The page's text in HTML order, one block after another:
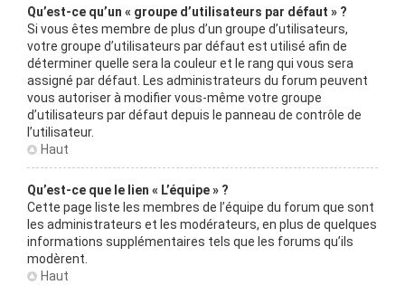
Qu’est-ce qu’un « groupe d’utilisateurs par défaut » ?
Si vous êtes membre de plus d’un groupe d’utilisateurs,
votre groupe d’utilisateurs par défaut est utilisé afin de
déterminer quelle sera la couleur et le rang qui vous sera
assigné par défaut. Les administrateurs du forum peuvent
vous autoriser à modifier vous-même votre groupe
d’utilisateurs par défaut depuis le panneau de contrôle de
l’utilisateur.
Haut
Qu’est-ce que le lien « L’équipe » ?
Cette page liste les membres de l’équipe du forum que sont
les administrateurs et les modérateurs, en plus de quelques
informations supplémentaires tels que les forums qu’ils
modèrent.
Haut